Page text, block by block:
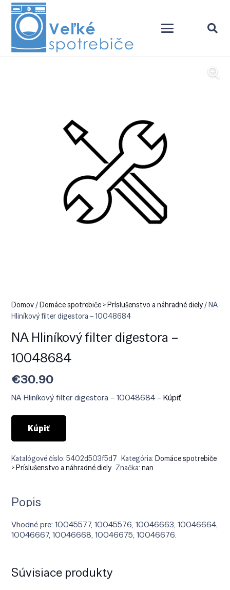
Domov/Domáce spotrebiče > Príslušenstvo a náhradné diely/ NA
Hliníkový filter digestora – 10048684
NA Hliníkový filter digestora –
10048684
€30.90
NA Hliníkový filter digestora – 10048684 –Kúpiť
Kúpiť
Katalógové číslo:5402d503f5d7 Kategória:Domáce spotrebiče
> Príslušenstvo a náhradné diely Značka:nan
Popis
Vhodné pre: 10045577, 10045576, 10046663, 10046664,
10046667, 10046668, 10046675, 10046676.
Súvisiace produkty